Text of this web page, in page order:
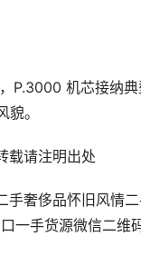
。
请注明出处
奢侈品怀旧风情
一手货源微信二维码